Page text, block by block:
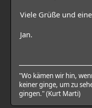
Viele Grüße und
Jan.
"Wo kämen wir hin,
keiner ginge, um zu
gingen." (Kurt Marti)